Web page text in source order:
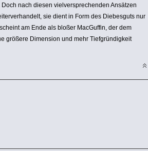
nach diesen viel­ver­spre­chenden Ansätzen
sie dient in Form des Diebes­guts nur
am Ende als bloßer MacGuffin, der dem
größere Dimension und mehr Tief­grün­dig­keit